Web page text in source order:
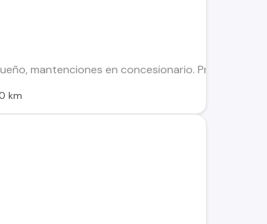
mantenciones en concesionario.
km